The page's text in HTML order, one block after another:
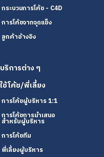
กระบวนการโค้ช - C4D
การโค้ชจากจุดแข็ง
ลูกค้าอ้างอิง
บริการต่าง ๆ
ใช้โค้ช/พี่เลี้ยง
การโค้ชผู้บริหาร 1:1
การโค้ชการนำเสนอ
สำหรับผู้บริหาร
การโค้ชทีม
พี่เลี้ยงผู้บริหาร